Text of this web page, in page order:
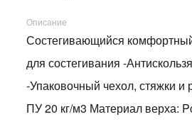
Описание
Состегивающийся
для состегивания -
-Упаковочный чехол, стяжки
ПУ 20 кг/м3 Материал верха: